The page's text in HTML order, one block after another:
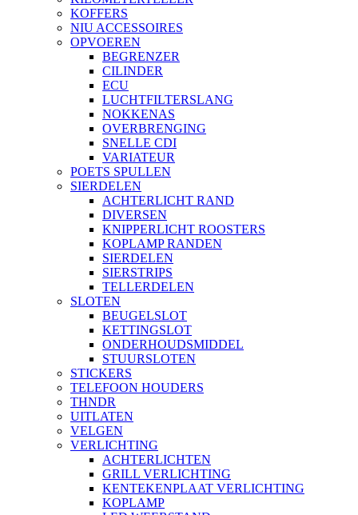
KOFFERS
NIU ACCESSOIRES
OPVOEREN
BEGRENZER
CILINDER
ECU
LUCHTFILTERSLANG
NOKKENAS
OVERBRENGING
SNELLE CDI
VARIATEUR
POETS SPULLEN
SIERDELEN
ACHTERLICHT RAND
DIVERSEN
KNIPPERLICHT ROOSTERS
KOPLAMP RANDEN
SIERDELEN
SIERSTRIPS
TELLERDELEN
SLOTEN
BEUGELSLOT
KETTINGSLOT
ONDERHOUDSMIDDEL
STUURSLOTEN
STICKERS
TELEFOON HOUDERS
THNDR
UITLATEN
VELGEN
VERLICHTING
ACHTERLICHTEN
GRILL VERLICHTING
KENTEKENPLAAT VERLICHTING
KOPLAMP